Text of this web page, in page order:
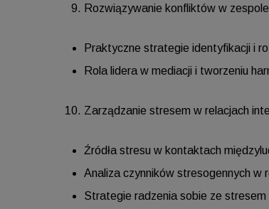
Rozwiązywanie konfliktów w zespole
Praktyczne strategie identyfikacji i
Rola lidera w mediacji i tworzeniu
Zarządzanie stresem w relacjach
Źródła stresu w kontaktach
Analiza czynników stresogennych w
Strategie radzenia sobie ze stresem